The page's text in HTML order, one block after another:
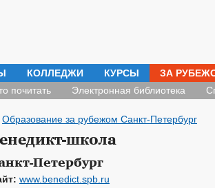
КОЛЛЕДЖИ КУРСЫ ЗА
почитать Электронная библиотека
Образование за рубежом Санкт-Петербург
школа
Петербург
www.benedict.spb.ru